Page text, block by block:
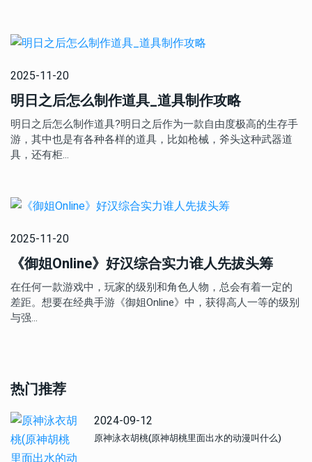
2025-11-20
明日之后怎么制作道具_道具制作攻略
明日之后怎么制作道具?明日之后作为一款自由度极高的生存手
游，其中也是有各种各样的道具，比如枪械，斧头这种武器道
具，还有柜…
2025-11-20
《御姐Online》好汉综合实力谁人先拔头筹
在任何一款游戏中，玩家的级别和角色人物，总会有着一定的
差距。想要在经典手游《御姐Online》中，获得高人一等的级别
与强…
热门推荐
2024-09-12
原神泳衣胡桃(原神胡桃里面出水的动漫叫什么)